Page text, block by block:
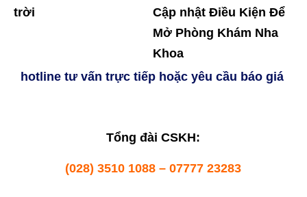
trời
Cập nhật Điều Kiện Để
Mở Phòng Khám Nha
Khoa
hotline tư vấn trực tiếp hoặc yêu cầu báo giá
Tổng đài CSKH:
(028) 3510 1088 – 07777 23283